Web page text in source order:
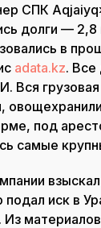
СПК
долги —
в
adata.kz. Все
Вся
под
самые
иск в